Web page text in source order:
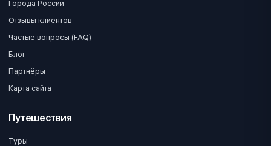
Города России
Отзывы клиентов
Частые вопросы (FAQ)
Блог
Партнёры
Карта сайта
Путешествия
Туры